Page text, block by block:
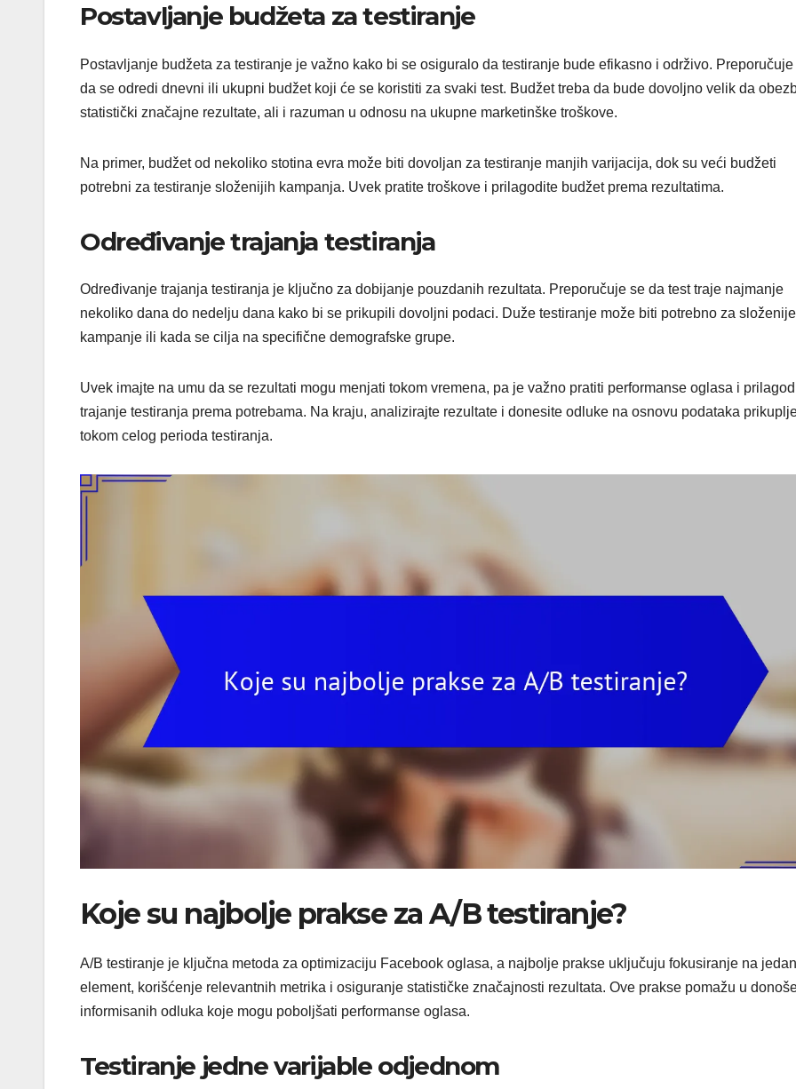
Postavljanje budžeta za testiranje
Postavljanje budžeta za testiranje je važno kako bi se osiguralo da testiranje bude efikasno i održivo. Preporučuje
da se odredi dnevni ili ukupni budžet koji će se koristiti za svaki test. Budžet treba da bude dovoljno velik da
statistički značajne rezultate, ali i razuman u odnosu na ukupne marketinške troškove.
Na primer, budžet od nekoliko stotina evra može biti dovoljan za testiranje manjih varijacija, dok su veći budžeti
potrebni za testiranje složenijih kampanja. Uvek pratite troškove i prilagodite budžet prema rezultatima.
Određivanje trajanja testiranja
Određivanje trajanja testiranja je ključno za dobijanje pouzdanih rezultata. Preporučuje se da test traje najmanje
nekoliko dana do nedelju dana kako bi se prikupili dovoljni podaci. Duže testiranje može biti potrebno za složenije
kampanje ili kada se cilja na specifične demografske grupe.
Uvek imajte na umu da se rezultati mogu menjati tokom vremena, pa je važno pratiti performanse oglasa i
trajanje testiranja prema potrebama. Na kraju, analizirajte rezultate i donesite odluke na osnovu podataka
tokom celog perioda testiranja.
Koje su najbolje prakse za A/B testiranje?
A/B testiranje je ključna metoda za optimizaciju Facebook oglasa, a najbolje prakse uključuju fokusiranje na jedan
element, korišćenje relevantnih metrika i osiguranje statističke značajnosti rezultata. Ove prakse pomažu u
informisanih odluka koje mogu poboljšati performanse oglasa.
Testiranje jedne varijable odjednom